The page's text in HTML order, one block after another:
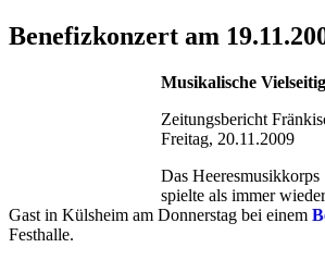
Benefizkonzert am
Musikalische
Zeitungsbericht
Freitag, 20.11.2009
Das
spielte als immer
Gast in Külsheim am Donnerstag bei einem
Festhalle.